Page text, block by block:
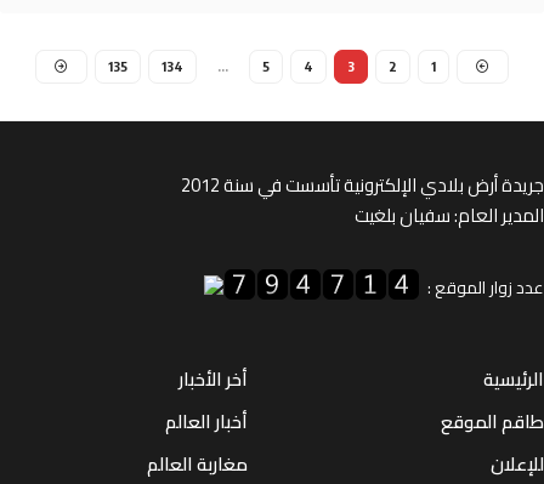
أرض بلادي الإلكترونية تأسست في سنة 2012
العام: سفيان بلغيت
الموقع :
الموقع
أخر الأخبار
أخبار العالم
مغاربة العالم